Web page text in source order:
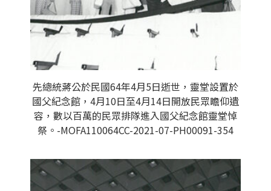
先總統蔣公於民國64年4月5日逝世，靈堂設置於
國父紀念館，4月10日至4月14日開放民眾瞻仰遺
容，數以百萬的民眾排隊進入國父紀念館靈堂悼
祭。-MOFA110064CC-2021-07-PH00091-354